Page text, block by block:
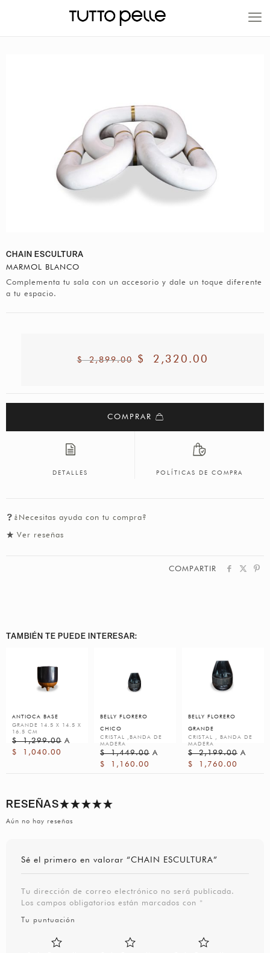
20% EN PRODUCTOS A FABRICACIÓN
CHAIN ESCULTURA
MARMOL BLANCO
Complementa tu sala con un accesorio y dale un toque diferente
a tu espacio.
$2,899.00 $ 2,320.00
COMPRAR
DETALLES POLÍTICAS DE COMPRA
¿Necesitas ayuda con tu compra?
Ver reseñas
COMPARTIR
TAMBIÉN TE PUEDE INTERESAR:
ANTIOCA BASE
GRANDE 14.5 X 14.5 X
16.5 CM
$1,299.00 A
$
1,040.00
BELLY FLORERO
CHICO
CRISTAL ,BANDA DE
MADERA
$1,449.00 A
$
1,160.00
BELLY FLORERO
GRANDE
CRISTAL , BANDA DE
MADERA
$2,199.00 A
$
1,760.00
RESEÑAS
Aún no hay reseñas
Sé el primero en valorar “CHAIN ESCULTURA”
Tu dirección de correo electrónico no será publicada.
Los campos obligatorios están marcados con *
Tu puntuación